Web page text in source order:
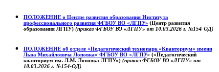
ПОЛОЖЕНИЕ о Центре развития образования Института
профессионального развития ФГБОУ ВО «ЛГПУ» (Центр развития
образования ЛГПУ) (приказ ФГБОУ ВО «ЛГПУ» от 10.03.2026 г. №154-ОД)
ПОЛОЖЕНИЕ об отделе «Педагогический технопарк «Кванториум» имени
Льва Михайловича Лоповка» ФГБОУ ВО «ЛГПУ» («Педагогический
кванториум им. Л.М. Лоповка ЛГПУ») (приказ ФГБОУ ВО «ЛГПУ» от
10.03.2026 г. №154-ОД)